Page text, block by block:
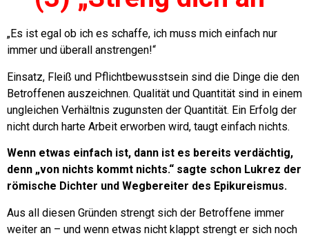
„Es ist egal ob ich es schaffe, ich muss mich einfach nur
immer und überall anstrengen!“
Einsatz, Fleiß und Pflichtbewusstsein sind die Dinge die den
Betroffenen auszeichnen. Qualität und Quantität sind in einem
ungleichen Verhältnis zugunsten der Quantität. Ein Erfolg der
nicht durch harte Arbeit erworben wird, taugt einfach nichts.
Wenn etwas einfach ist, dann ist es bereits verdächtig,
denn „von nichts kommt nichts.“ sagte schon Lukrez der
römische Dichter und Wegbereiter des Epikureismus.
Aus all diesen Gründen strengt sich der Betroffene immer
weiter an – und wenn etwas nicht klappt strengt er sich noch